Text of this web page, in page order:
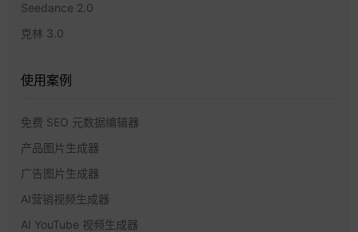
Seedance 2.0
克林 3.0
使用案例
免费 SEO 元数据编辑器
产品图片生成器
广告图片生成器
AI营销视频生成器
AI YouTube 视频生成器